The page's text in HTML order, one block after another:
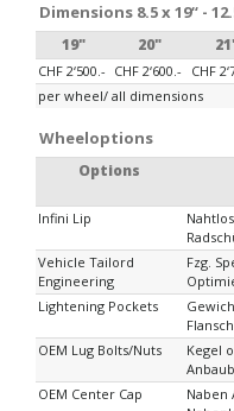
Dimensions 8.5 x 19“ -
19" 20"
CHF 2‘500.- CHF 2‘600.- CHF
per wheel/ all dimensions
Wheeloptions
Options
Infini Lip
Vehicle Tailord
Engineering
Fzg.
Lightening Pockets
Flansch
OEM Lug Bolts/Nuts
Kegel
OEM Center Cap
Naben